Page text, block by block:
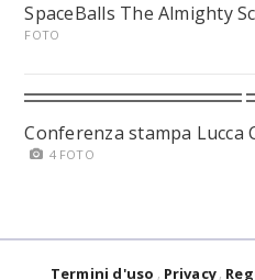
SpaceBalls The Almighty
FOTO
Conferenza stampa Lucca
4 FOTO
Termini d'uso Privacy